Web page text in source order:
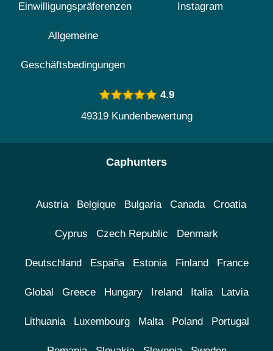
Einwilligungspräferenzen
Allgemeine
Geschäftsbedingungen
Instagram
4.9
49319 Kundenbewertung
Caphunters
Austria Belgique Bulgaria Canada Croatia
Cyprus Czech Republic Denmark
Deutschland España Estonia Finland France
Global Greece Hungary Ireland Italia Latvia
Lithuania Luxembourg Malta Poland Portugal